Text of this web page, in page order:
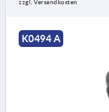
zzgl. Versandkosten
K0494 A